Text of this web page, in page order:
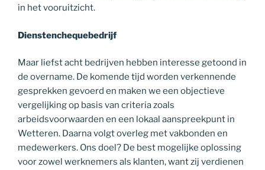
in het vooruitzicht.
Dienstenchequebedrijf
Maar liefst acht bedrijven hebben interesse getoond in
de overname. De komende tijd worden verkennende
gesprekken gevoerd en maken we een objectieve
vergelijking op basis van criteria zoals
arbeidsvoorwaarden en een lokaal aanspreekpunt in
Wetteren. Daarna volgt overleg met vakbonden en
medewerkers. Ons doel? De best mogelijke oplossing
voor zowel werknemers als klanten, want zij verdienen